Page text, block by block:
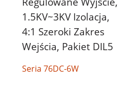
1.5KV~3KV Izolacja,
4:1 Szeroki Zakres
Wejścia, Pakiet DIL5
Seria 76DC-6W